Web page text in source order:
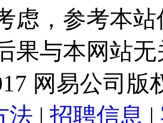
虑，参考本
果与本网站
网易公司版
法 | 招聘信息 |